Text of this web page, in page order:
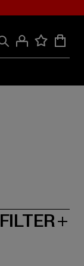
FILTER